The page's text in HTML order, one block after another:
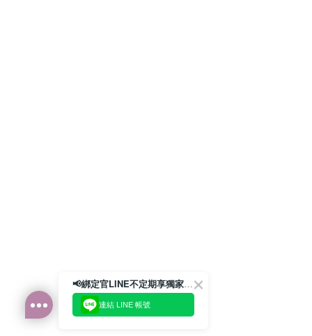
📢綁定官LINE不定期享獨家優惠券
連結 LINE 帳號